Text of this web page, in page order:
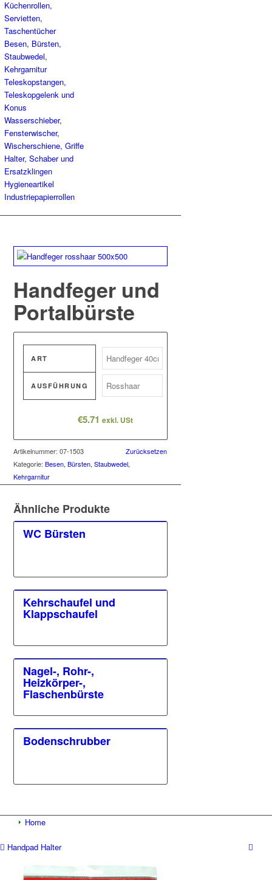
Küchenrollen,
Servietten,
Taschentücher
Besen, Bürsten,
Staubwedel,
Kehrgarnitur
Teleskopstangen,
Teleskopgelenk und
Konus
Wasserschieber,
Fensterwischer,
Wischerschiene, Griffe
Halter, Schaber und
Ersatzklingen
Hygieneartikel
Industriepapierrollen
Handfeger und
Portalbürste
ART
AUSFÜHRUNG
Zurücksetzen
€5.71 exkl. USt
Artikelnummer:07-1503
Kategorie:Besen, Bürsten, Staubwedel,
Kehrgarnitur
Ähnliche Produkte
WC Bürsten
Kehrschaufel und
Klappschaufel
Nagel-, Rohr-,
Heizkörper-,
Flaschenbürste
Bodenschrubber
Home
Handpad Halter